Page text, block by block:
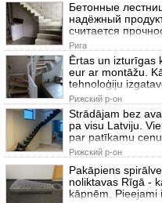
Бетонные
надёжный
считается
Рига
Ērtas un izturīgas
eur ar montāžu.
tehnoloģiju
Рижский р-он
Strādājam bez
pa visu Latviju.
par patīkamu
Рижский р-он
Pakāpiens
noliktavas Rīgā -
kāpnēm. Pieejami